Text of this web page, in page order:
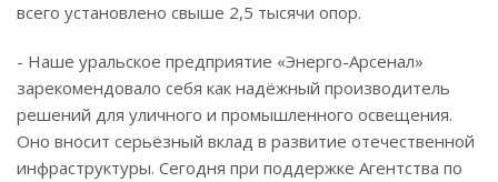
всего установлено свыше 2,5 тысячи опор.
- Наше уральское предприятие «Энерго-Арсенал»
зарекомендовало себя как надёжный производитель
решений для уличного и промышленного освещения.
Оно вносит серьёзный вклад в развитие отечественной
инфраструктуры. Сегодня при поддержке Агентства по